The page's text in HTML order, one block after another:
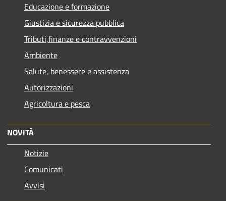
Educazione e formazione
Giustizia e sicurezza pubblica
Tributi,finanze e contravvenzioni
Ambiente
Salute, benessere e assistenza
Autorizzazioni
Agricoltura e pesca
NOVITÀ
Notizie
Comunicati
Avvisi